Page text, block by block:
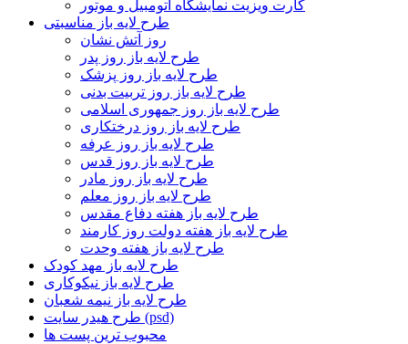
کارت ویزیت نمایشگاه اتومبیل و موتور
طرح لایه باز مناسبتی
روز آتش نشان
طرح لایه باز روز پدر
طرح لایه باز روز پزشک
طرح لایه باز روز تربیت بدنی
طرح لایه باز روز جمهوری اسلامی
طرح لایه باز روز درختکاری
طرح لایه باز روز عرفه
طرح لایه باز روز قدس
طرح لایه باز روز مادر
طرح لایه باز روز معلم
طرح لایه باز هفته دفاع مقدس
طرح لایه باز هفته دولت روز کارمند
طرح لایه باز هفته وحدت
طرح لایه باز مهد کودک
طرح لایه باز نیکوکاری
طرح لایه باز نیمه شعبان
طرح هیدر سایت (psd)
محبوب ترین پست ها